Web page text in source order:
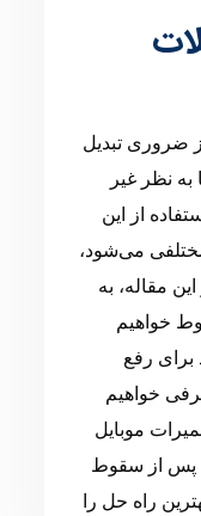
ضروری تبدیل
نظر غیر
از این
می‌شود،
مقاله، به
خواهیم
رفع
خواهیم
موبایل
پس از سقوط
راه حل را